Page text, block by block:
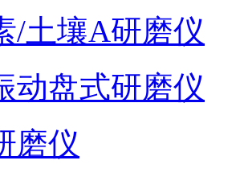
/土壤A研磨仪
动盘式研磨仪
磨仪